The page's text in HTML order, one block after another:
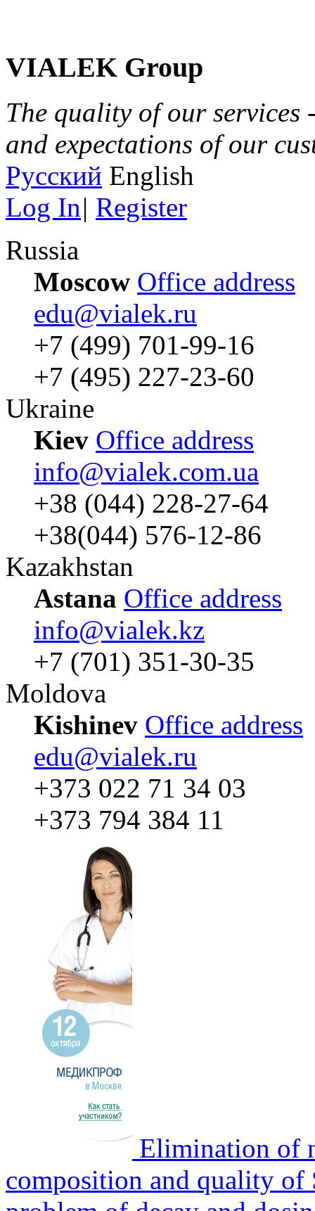
VIALEK Group
The quality of our services
and expectations of our
Русский English
Log In| Register
Russia
Moscow Office address
edu@vialek.ru
+7 (499) 701-99-16
+7 (495) 227-23-60
Ukraine
Kiev Office address
info@vialek.com.ua
+38 (044) 228-27-64
+38(044) 576-12-86
Kazakhstan
Astana Office address
info@vialek.kz
+7 (701) 351-30-35
Moldova
Kishinev Office address
edu@vialek.ru
+373 022 71 34 03
+373 794 384 11
Elimination of
composition and quality of